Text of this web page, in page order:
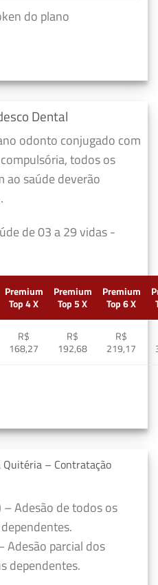
do plano
Dental
odonto conjugado com
todos os
ao saúde deverão
de 03 a 29 vidas -
Premium
Top 4 X
Premium
Top 5 X
Premium
Top 6 X
R$
168,27
R$
192,68
R$
219,17
Quitéria – Contratação
Adesão de todos os
Adesão parcial dos
dependentes.